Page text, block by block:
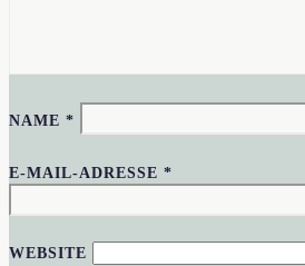
NAME*
E-MAIL-ADRESSE*
WEBSITE